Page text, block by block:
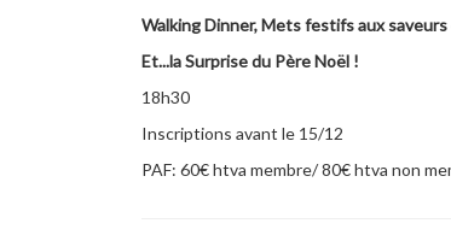
Walking Dinner, Mets festifs aux
Et...la Surprise du Père Noël !
18h30
Inscriptions avant le 15/12
PAF: 60€ htva membre/ 80€ htva non